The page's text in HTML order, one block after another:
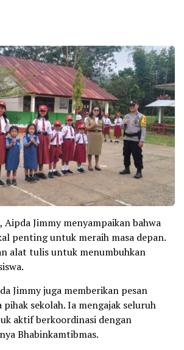
Aipda Jimmy menyampaikan bahwa
penting untuk meraih masa depan.
alat tulis untuk menumbuhkan
Jimmy juga memberikan pesan
sekolah. Ia mengajak seluruh
aktif berkoordinasi dengan
Bhabinkamtibmas.